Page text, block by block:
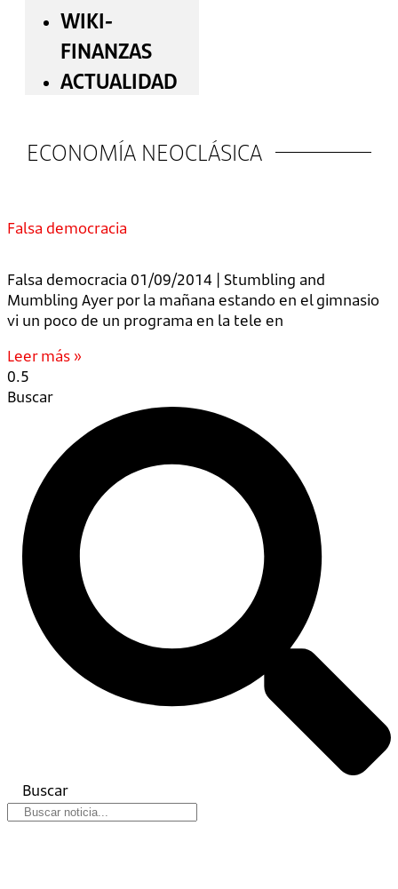
WIKI-
FINANZAS
ACTUALIDAD
ECONOMÍA NEOCLÁSICA
Falsa democracia
Falsa democracia 01/09/2014 | Stumbling and
Mumbling Ayer por la mañana estando en el gimnasio
vi un poco de un programa en la tele en
Leer más »
Buscar
Buscar